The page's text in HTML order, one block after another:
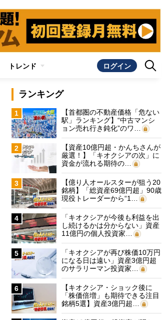
トレンド ログイン
ランキング
1
【首都圏の不動産価格「危ない
駅」ランキング】“中古マンシ
ョン売れ行き鈍化”のワ…
2
【資産10億円超・かんちさんが
厳選！】「キオクシアの次」に
資金が流れる期待の…
3
【億り人オールスターが狙う20
銘柄】「総資産69億円超」90歳
現役トレーダーから“1…
4
「キオクシアが今後も利益を出
し続けるかは分からない」資産
11億円の個人投資家…
5
「キオクシアが再び株価10万円
になる日は遠い」資産3億円超
のサラリーマン投資家…
6
【キオクシア・ショック後に
「株価倍増」も期待できる注目
銘柄5選】資産3億円超…